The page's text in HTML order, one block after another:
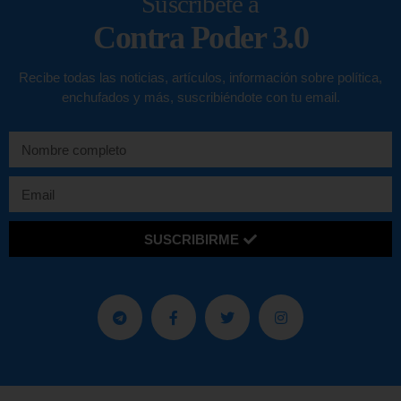
Contra Poder 3.0
Recibe todas las noticias, artículos, información sobre política,
enchufados y más, suscribiéndote con tu email.
SUSCRIBIRME